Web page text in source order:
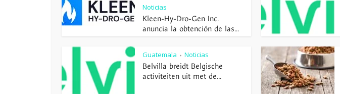
Noticias
Kleen-Hy-Dro-Gen Inc.
anuncia la obtención de las...
Guatemala • Noticias
Belvilla breidt Belgische
activiteiten uit met de...